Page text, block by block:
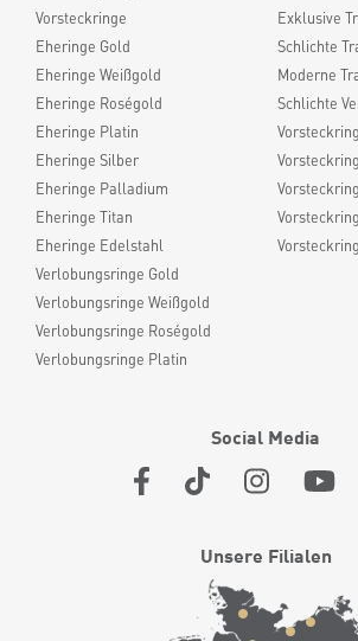
Vorsteckringe
Eheringe Gold
Eheringe Weißgold
Eheringe Roségold
Eheringe Platin
Eheringe Silber
Eheringe Palladium
Eheringe Titan
Eheringe Edelstahl
Verlobungsringe Gold
Verlobungsringe Weißgold
Verlobungsringe Roségold
Verlobungsringe Platin
Exklusive
Schlichte
Moderne
Schlichte
Social Media
Unsere Filialen